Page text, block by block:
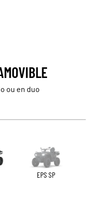
ou en duo
EPS SP